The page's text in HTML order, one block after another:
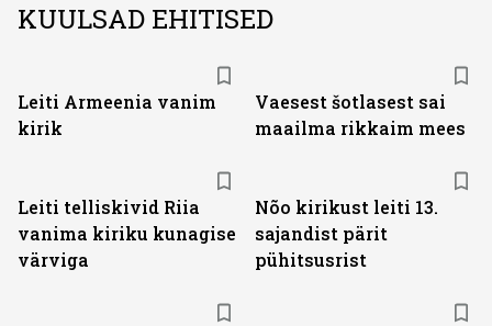
KUULSAD EHITISED
Leiti Armeenia vanim
kirik
Vaesest šotlasest sai
maailma rikkaim mees
Leiti telliskivid Riia
vanima kiriku kunagise
värviga
Nõo kirikust leiti 13.
sajandist pärit
pühitsusrist